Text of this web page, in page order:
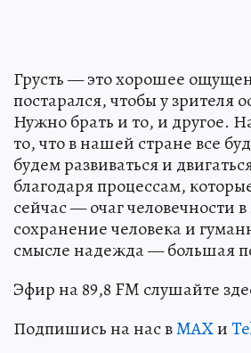
Грусть — это хорошее
постарался, чтобы у зрителя
Нужно брать и то, и другое.
то, что в нашей стране все
будем развиваться и
благодаря процессам,
сейчас — очаг человечности
сохранение человека и
смысле надежда — большая
Эфир на 89,8 FM слушайте
Подпишись на нас вMAXи